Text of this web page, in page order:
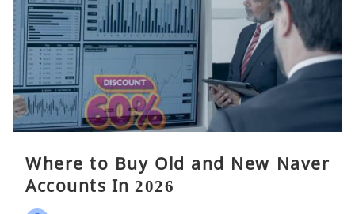
Where to Buy Old and New Naver
Accounts In 2026